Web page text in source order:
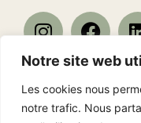
Notre site web
Les cookies nous
notre trafic. Nous
Nos avis client